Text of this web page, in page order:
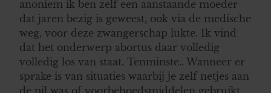
anoniem ik ben zelf een aanstaande moeder
dat jaren bezig is geweest, ook via de medische
weg, voor deze zwangerschap lukte. Ik vind
dat het onderwerp abortus daar volledig
volledig los van staat. Tenminste.. Wanneer er
sprake is van situaties waarbij je zelf netjes aan